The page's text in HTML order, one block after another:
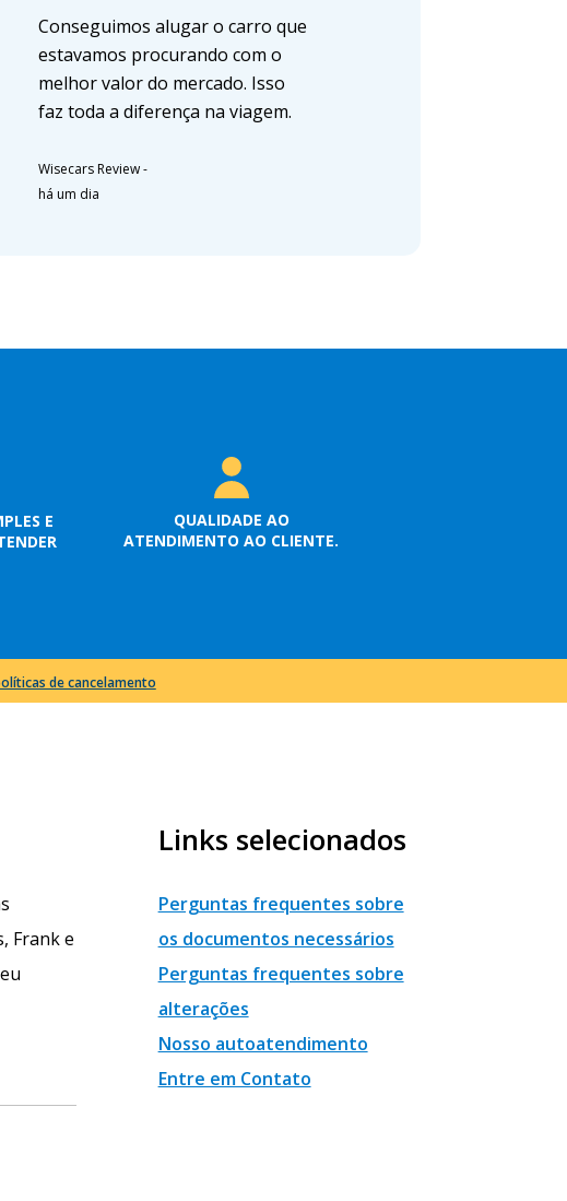
Conseguimos alugar o carro que
estavamos procurando com o
melhor valor do mercado. Isso
faz toda a diferença na viagem.
Wisecars Review-
há um dia
E
QUALIDADE AO
ATENDIMENTO AO CLIENTE.
de cancelamento
Frank e
Links selecionados
Perguntas frequentes sobre
os documentos necessários
Perguntas frequentes sobre
alterações
Nosso autoatendimento
Entre em Contato